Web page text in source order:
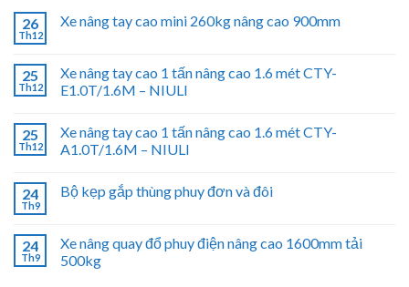
26
Th12
Xe nâng tay cao mini 260kg nâng cao 900mm
25
Th12
Xe nâng tay cao 1 tấn nâng cao 1.6 mét CTY-
E1.0T/1.6M – NIULI
25
Th12
Xe nâng tay cao 1 tấn nâng cao 1.6 mét CTY-
A1.0T/1.6M – NIULI
24
Th9
Bộ kẹp gắp thùng phuy đơn và đôi
24
Th9
Xe nâng quay đổ phuy điện nâng cao 1600mm tải
500kg